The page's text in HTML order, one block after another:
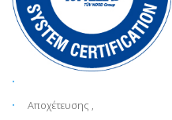
9001
Αποχέτευσης ,